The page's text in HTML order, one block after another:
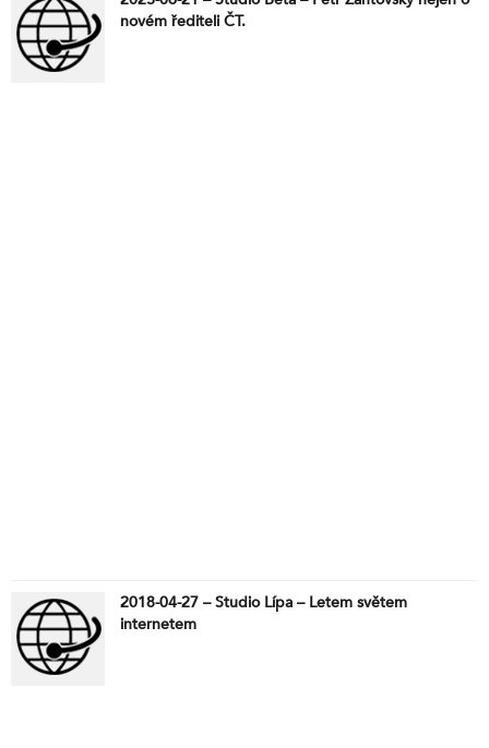
novém řediteli ČT.
2018-04-27 – Studio Lípa – Letem světem
internetem